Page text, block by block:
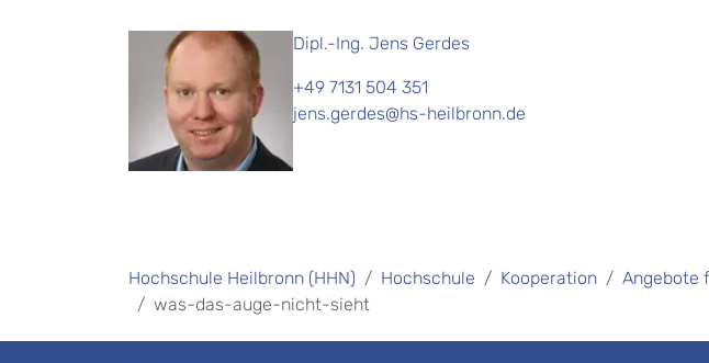
Dipl.-Ing. Jens Gerdes
+49 7131 504 351
jens.gerdes@hs-heilbronn.de
Hochschule Heilbronn (HHN) Hochschule Kooperation Angebote
was-das-auge-nicht-sieht